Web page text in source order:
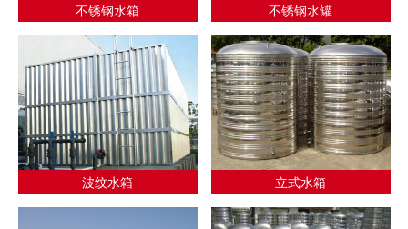
不锈钢水箱 不锈钢水罐
波纹水箱 立式水箱